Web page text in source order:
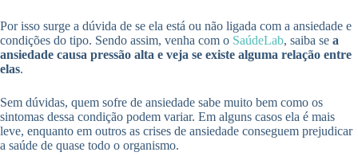
Por isso surge a dúvida de se ela está ou não ligada com a ansiedade e
condições do tipo. Sendo assim, venha com o SaúdeLab, saiba se a
ansiedade causa pressão alta e veja se existe alguma relação entre
elas.
Sem dúvidas, quem sofre de ansiedade sabe muito bem como os
sintomas dessa condição podem variar. Em alguns casos ela é mais
leve, enquanto em outros as crises de ansiedade conseguem prejudicar
a saúde de quase todo o organismo.